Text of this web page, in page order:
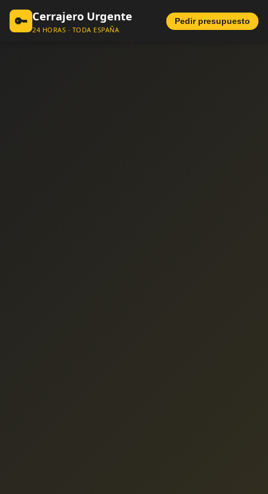
🔑 Cerrajero Urgente
24 HORAS · TODA ESPAÑA
Pedir presupuesto